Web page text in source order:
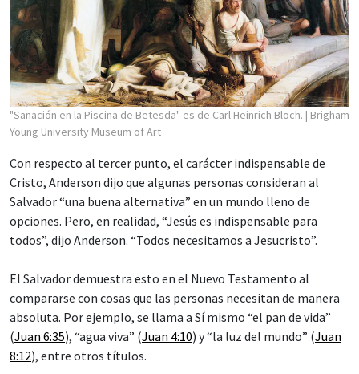
"Sanación en la Piscina de Betesda" es de Carl Heinrich Bloch. | Brigham
Young University Museum of Art
Con respecto al tercer punto, el carácter indispensable de
Cristo, Anderson dijo que algunas personas consideran al
Salvador “una buena alternativa” en un mundo lleno de
opciones. Pero, en realidad, “Jesús es indispensable para
todos”, dijo Anderson. “Todos necesitamos a Jesucristo”.
El Salvador demuestra esto en el Nuevo Testamento al
compararse con cosas que las personas necesitan de manera
absoluta. Por ejemplo, se llama a Sí mismo “el pan de vida”
(Juan 6:35), “agua viva” (Juan 4:10) y “la luz del mundo” (Juan
8:12), entre otros títulos.